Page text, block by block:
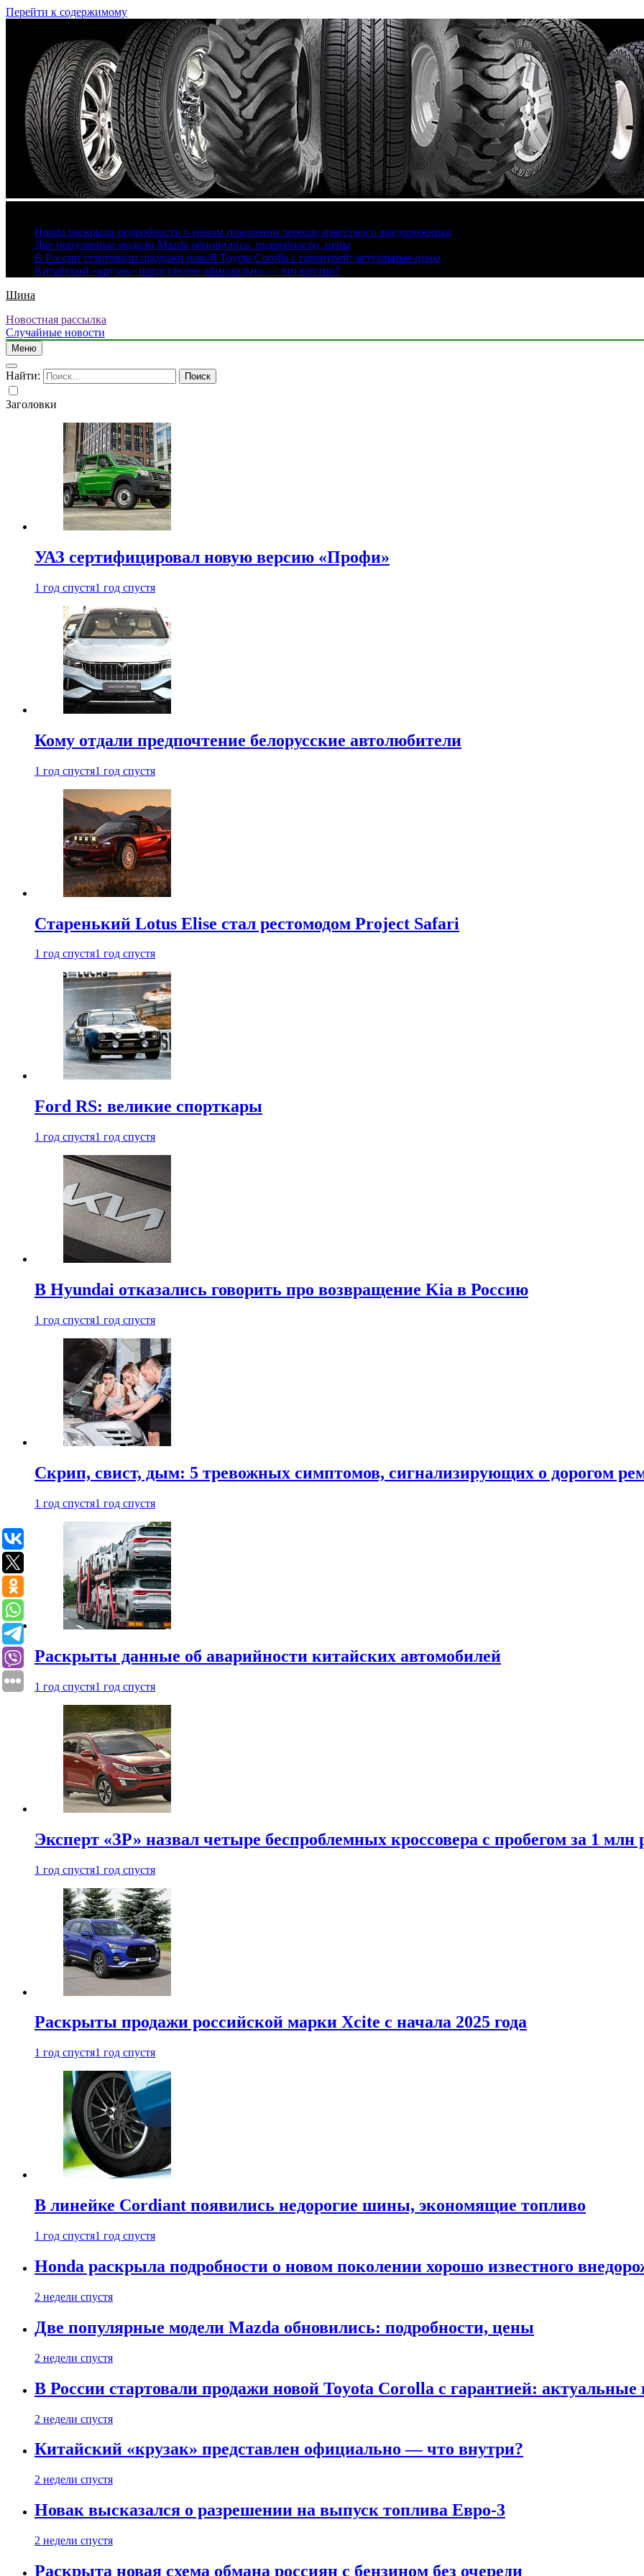
Перейти к содержимому
Honda раскрыла подробности о новом поколении хорошо известного внедорожника
Две популярные модели Mazda обновились: подробности, цены
В России стартовали продажи новой Toyota Corolla с гарантией: актуальные цены
Китайский «крузак» представлен официально — что внутри?
Шина
Новостная рассылка
Случайные новости
Меню
Найти:
Заголовки
УАЗ сертифицировал новую версию «Профи»
1 год спустя1 год спустя
Кому отдали предпочтение белорусские автолюбители
1 год спустя1 год спустя
Старенький Lotus Elise стал рестомодом Project Safari
1 год спустя1 год спустя
Ford RS: великие спорткары
1 год спустя1 год спустя
В Hyundai отказались говорить про возвращение Kia в Россию
1 год спустя1 год спустя
Скрип, свист, дым: 5 тревожных симптомов, сигнализирующих о дорогом
1 год спустя1 год спустя
Раскрыты данные об аварийности китайских автомобилей
1 год спустя1 год спустя
Эксперт «ЗР» назвал четыре беспроблемных кроссовера с пробегом за 1 млн
1 год спустя1 год спустя
Раскрыты продажи российской марки Xcite с начала 2025 года
1 год спустя1 год спустя
В линейке Cordiant появились недорогие шины, экономящие топливо
1 год спустя1 год спустя
Honda раскрыла подробности о новом поколении хорошо известного
2 недели спустя
Две популярные модели Mazda обновились: подробности, цены
2 недели спустя
В России стартовали продажи новой Toyota Corolla с гарантией:
2 недели спустя
Китайский «крузак» представлен официально — что внутри?
2 недели спустя
Новак высказался о разрешении на выпуск топлива Евро-3
2 недели спустя
Раскрыта новая схема обмана россиян с бензином без очереди